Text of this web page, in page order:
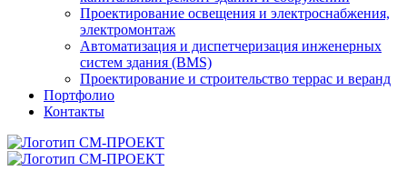
Проектирование освещения и электроснабжения,
электромонтаж
Автоматизация и диспетчеризация инженерных
систем здания (BMS)
Проектирование и строительство террас и веранд
Портфолио
Контакты